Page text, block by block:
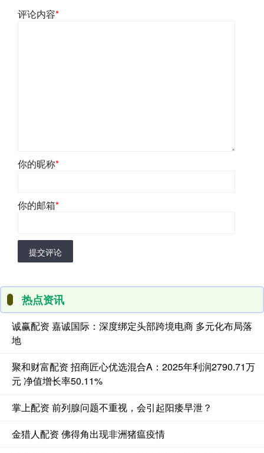
评论内容*
你的昵称*
你的邮箱*
提交评论
热点资讯
诚赢配资 嘉诚国际：深度绑定头部跨境电商 多元化布局落
地
聚和财富配资 招商匠心优选混合A：2025年利润2790.71万
元 净值增长率50.11%
掌上配资 前列腺问题不重视，会引起阳痿早泄？
金猎人配资 佛得角出现非洲猪瘟疫情